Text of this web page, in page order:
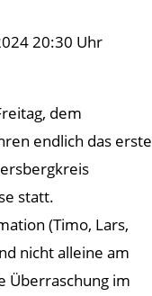
20:30 Uhr
dem
endlich das erste
statt.
(Timo, Lars,
nicht alleine am
Überraschung im